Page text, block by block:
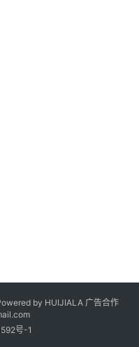
by HUIJIALA 广告合作
号-1